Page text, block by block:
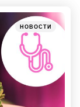
Категории
Posted
НОВОСТИ